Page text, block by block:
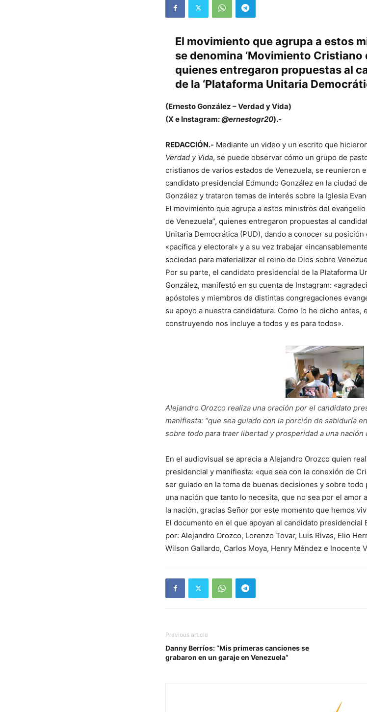
El movimiento que agrupa a estos
se denomina ‘Movimiento Cristiano
quienes entregaron propuestas al
de la ‘Plataforma Unitaria
(Ernesto González – Verdad y Vida)
(X e Instagram:@ernestogr20).-
REDACCIÓN.- Mediante un video y un escrito que
Verdad y Vida, se puede observar cómo un grupo de
cristianos de varios estados de Venezuela, se reunieron
candidato presidencial Edmundo González en la ciudad
González y trataron temas de interés sobre la Iglesia
El movimiento que agrupa a estos ministros del
de Venezuela”, quienes entregaron propuestas al
Unitaria Democrática (PUD), dando a conocer su
«pacífica y electoral» y a su vez trabajar
sociedad para materializar el reino de Dios sobre
Por su parte, el candidato presidencial de la Plataforma
González, manifestó en su cuenta de Instagram:
apóstoles y miembros de distintas congregaciones
su apoyo a nuestra candidatura. Como lo he dicho antes,
construyendo nos incluye a todos y es para todos».
Alejandro Orozco realiza una oración por el candidato
manifiesta: “que sea guiado con la porción de sabiduría
sobre todo para traer libertad y prosperidad a una nación
En el audiovisual se aprecia a Alejandro Orozco quien
presidencial y manifiesta: «que sea con la conexión de
ser guiado en la toma de buenas decisiones y sobre
una nación que tanto lo necesita, que no sea por el amor
la nación, gracias Señor por este momento que hemos
El documento en el que apoyan al candidato presidencial
por: Alejandro Orozco, Lorenzo Tovar, Luis Rivas, Elio
Wilson Gallardo, Carlos Moya, Henry Méndez e Inocente
Previous article
Danny Berríos: “Mis primeras canciones se
grabaron en un garaje en Venezuela”